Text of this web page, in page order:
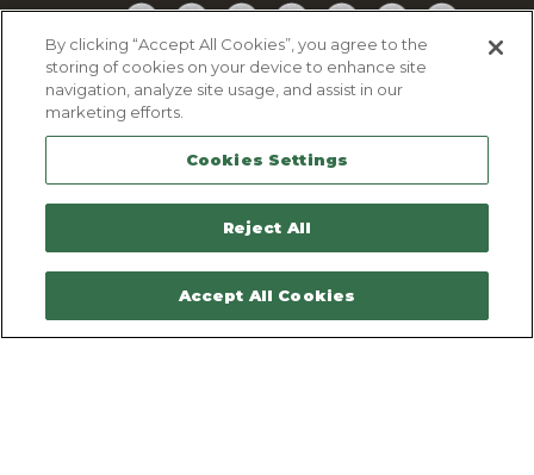
Facebook
TwitterYouTubePinterestInstagramLinkedInTikTok
Politique d'utilisation des cookies
Politique de confidentialité
Mentions légales
Plan du site
Contactez-nous
By clicking “Accept All Cookies”, you agree to the
storing of cookies on your device to enhance site
navigation, analyze site usage, and assist in our
marketing efforts.
Cookies Settings
Reject All
Accept All Cookies